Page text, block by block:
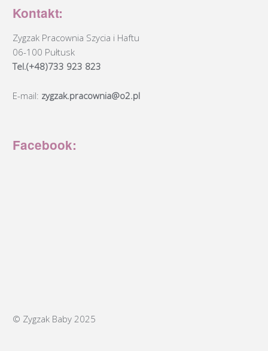
Kontakt:
Zygzak Pracownia Szycia i Haftu
06-100 Pułtusk
Tel.(+48)733 923 823
E-mail: zygzak.pracownia@o2.pl
Facebook:
© Zygzak Baby 2025